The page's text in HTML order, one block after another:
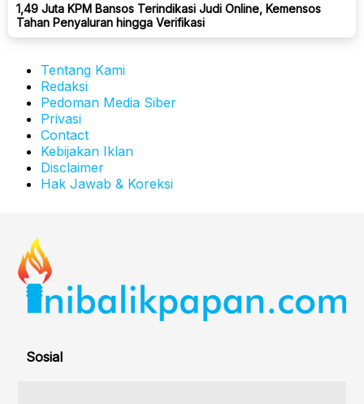
1,49 Juta KPM Bansos Terindikasi Judi Online, Kemensos
Tahan Penyaluran hingga Verifikasi
Tentang Kami
Redaksi
Pedoman Media Siber
Privasi
Contact
Kebijakan Iklan
Disclaimer
Hak Jawab & Koreksi
Sosial